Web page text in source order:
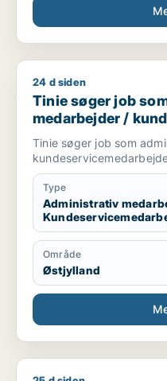
Jeg har en god tilgang
nem ved at rådgive og
Tinie søger job som
24 d siden
Tinie søger job
medarbejder /
Tinie søger job som
Type
Administrativ
Område
Østjylland